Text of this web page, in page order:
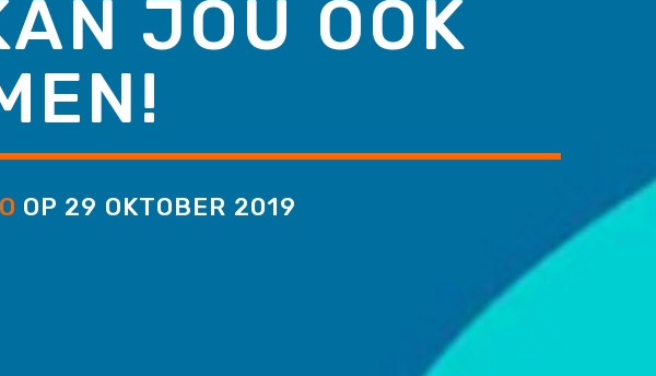
JOU OOK
OP 29 OKTOBER 2019